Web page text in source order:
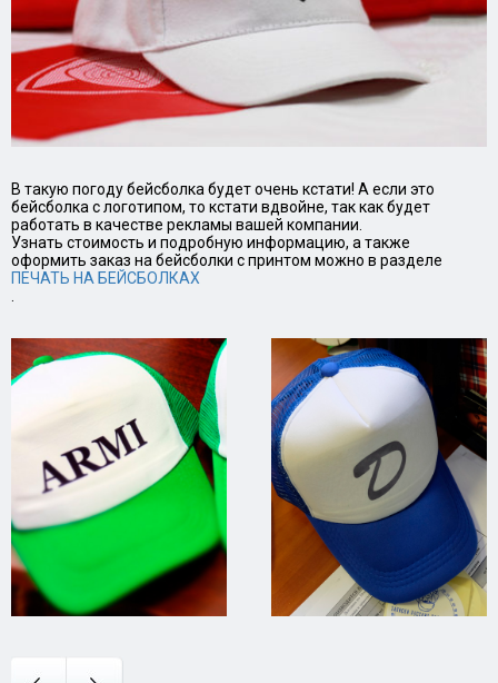
В такую погоду бейсболка будет очень кстати! А если это
бейсболка с логотипом, то кстати вдвойне, так как будет
работать в качестве рекламы вашей компании.
Узнать стоимость и подробную информацию, а также
оформить заказ на бейсболки с принтом можно в разделе
ПЕЧАТЬ НА БЕЙСБОЛКАХ
.